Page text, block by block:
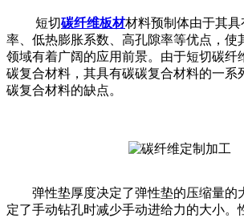
短切碳纤维板材材料预制体由于其
率、低热膨胀系数、高孔隙率等优点，使
领域有着广阔的应用前景。由于短切碳纤
碳复合材料，其具有碳碳复合材料的一系
碳复合材料的缺点。
弹性垫厚度决定了弹性垫的压缩量的
定了手动钻孔时减少手动进给力的大小。